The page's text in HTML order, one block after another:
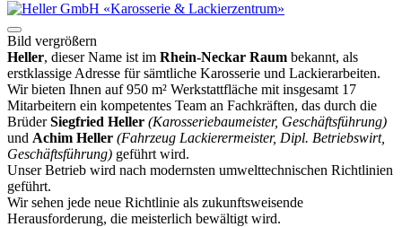
Bild vergrößern
Heller, dieser Name ist im Rhein-Neckar Raum bekannt, als
erstklassige Adresse für sämtliche Karosserie und Lackierarbeiten.
Wir bieten Ihnen auf 950 m² Werkstattfläche mit insgesamt 17
Mitarbeitern ein kompetentes Team an Fachkräften, das durch die
BrüderSiegfried Heller (Karosseriebaumeister, Geschäftsführung)
und Achim Heller (Fahrzeug Lackierermeister, Dipl. Betriebswirt,
Geschäftsführung) geführt wird.
Unser Betrieb wird nach modernsten umwelttechnischen Richtlinien
geführt.
Wir sehen jede neue Richtlinie als zukunftsweisende
Herausforderung, die meisterlich bewältigt wird.